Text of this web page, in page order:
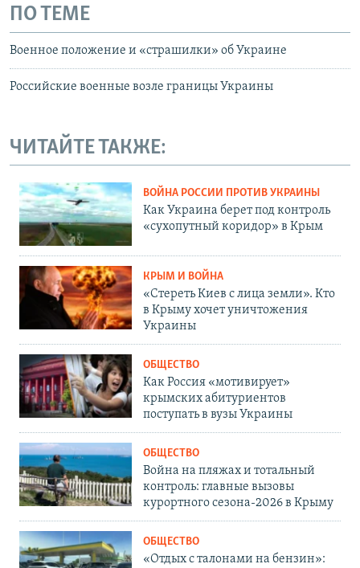
ПО ТЕМЕ
Военное положение и «страшилки» об Украине
Российские военные возле границы Украины
ЧИТАЙТЕ ТАКЖЕ:
ВОЙНА РОССИИ ПРОТИВ УКРАИНЫ
Как Украина берет под контроль
«сухопутный коридор» в Крым
КРЫМ И ВОЙНА
«Стереть Киев с лица земли». Кто
в Крыму хочет уничтожения
Украины
ОБЩЕСТВО
Как Россия «мотивирует»
крымских абитуриентов
поступать в вузы Украины
ОБЩЕСТВО
Война на пляжах и тотальный
контроль: главные вызовы
курортного сезона-2026 в Крыму
ОБЩЕСТВО
«Отдых с талонами на бензин»: